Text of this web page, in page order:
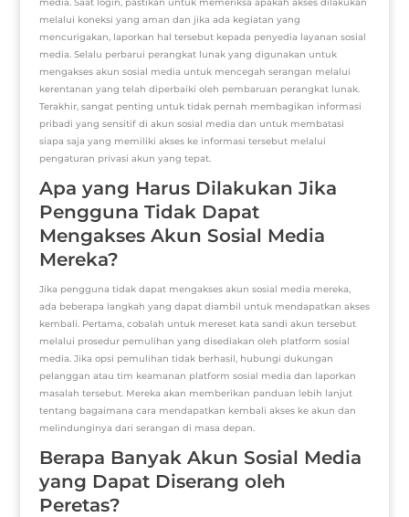
melalui koneksi yang aman dan jika ada kegiatan yang
mencurigakan, laporkan hal tersebut kepada penyedia layanan sosial
media. Selalu perbarui perangkat lunak yang digunakan untuk
mengakses akun sosial media untuk mencegah serangan melalui
kerentanan yang telah diperbaiki oleh pembaruan perangkat lunak.
Terakhir, sangat penting untuk tidak pernah membagikan informasi
pribadi yang sensitif di akun sosial media dan untuk membatasi
siapa saja yang memiliki akses ke informasi tersebut melalui
pengaturan privasi akun yang tepat.
Apa yang Harus Dilakukan Jika
Pengguna Tidak Dapat
Mengakses Akun Sosial Media
Mereka?
Jika pengguna tidak dapat mengakses akun sosial media mereka,
ada beberapa langkah yang dapat diambil untuk mendapatkan akses
kembali. Pertama, cobalah untuk mereset kata sandi akun tersebut
melalui prosedur pemulihan yang disediakan oleh platform sosial
media. Jika opsi pemulihan tidak berhasil, hubungi dukungan
pelanggan atau tim keamanan platform sosial media dan laporkan
masalah tersebut. Mereka akan memberikan panduan lebih lanjut
tentang bagaimana cara mendapatkan kembali akses ke akun dan
melindunginya dari serangan di masa depan.
Berapa Banyak Akun Sosial Media
yang Dapat Diserang oleh
Peretas?